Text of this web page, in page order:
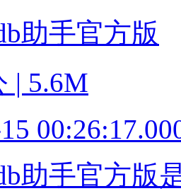
助手官方版
| 5.6M
助手官方版